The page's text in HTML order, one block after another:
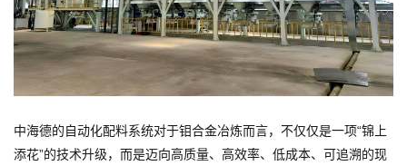
中海德的自动化配料系统对于钼合金冶炼而言，不仅仅是一项“锦上
添花”的技术升级，而是迈向高质量、高效率、低成本、可追溯的现